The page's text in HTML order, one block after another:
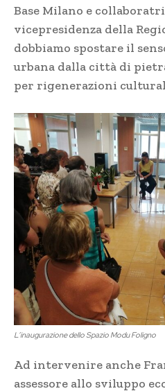
Base Milano e
vicepresidenza della
dobbiamo spostare il
urbana dalla città di
per rigenerazioni
L’inaugurazione dello Spazio Modu Foligno
Ad intervenire anche
assessore allo sviluppo